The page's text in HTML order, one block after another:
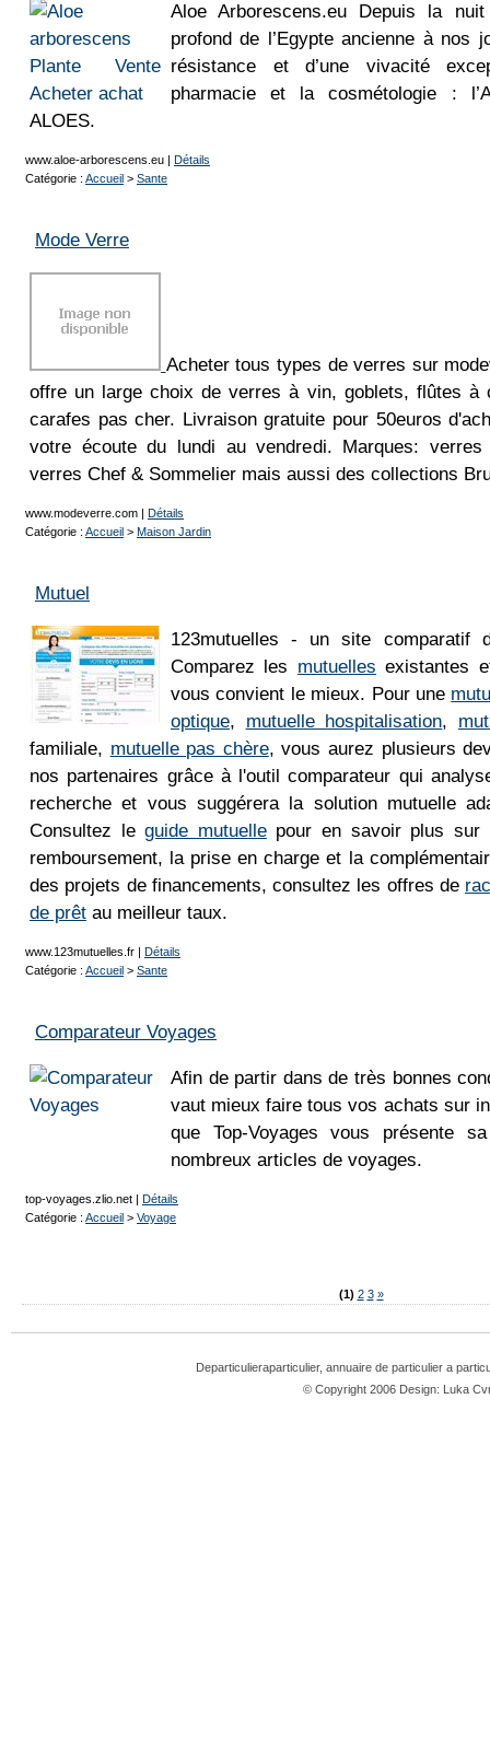
Aloe Arborescens.eu Depuis la
profond de l’Egypte ancienne à nos
résistance et d’une vivacité
pharmacie et la cosmétologie :
ALOES.
www.aloe-arborescens.eu | Détails
Catégorie : Accueil > Sante
Mode Verre
Acheter tous types de verres sur
offre un large choix de verres à vin, goblets, flûtes à
carafes pas cher. Livraison gratuite pour 50euros
votre écoute du lundi au vendredi. Marques: verres
verres Chef & Sommelier mais aussi des collections
www.modeverre.com | Détails
Catégorie : Accueil > Maison Jardin
Mutuel
123mutuelles - un site comparatif
Comparez les mutuelles existantes
vous convient le mieux. Pour une
optique, mutuelle hospitalisation,
familiale, mutuelle pas chère, vous aurez plusieurs
nos partenaires grâce à l'outil comparateur qui
recherche et vous suggérera la solution mutuelle
Consultez leguide mutuellepour en savoir plus sur
remboursement, la prise en charge et la
des projets de financements, consultez les offres de
de prêt au meilleur taux.
www.123mutuelles.fr | Détails
Catégorie : Accueil > Sante
Comparateur Voyages
Afin de partir dans de très bonnes
vaut mieux faire tous vos achats sur
que Top-Voyages vous présente
nombreux articles de voyages.
top-voyages.zlio.net | Détails
Catégorie : Accueil > Voyage
(1) 2 3 »
Departiculieraparticulier, annuaire de particulier a
© Copyright 2006 Design: Luka